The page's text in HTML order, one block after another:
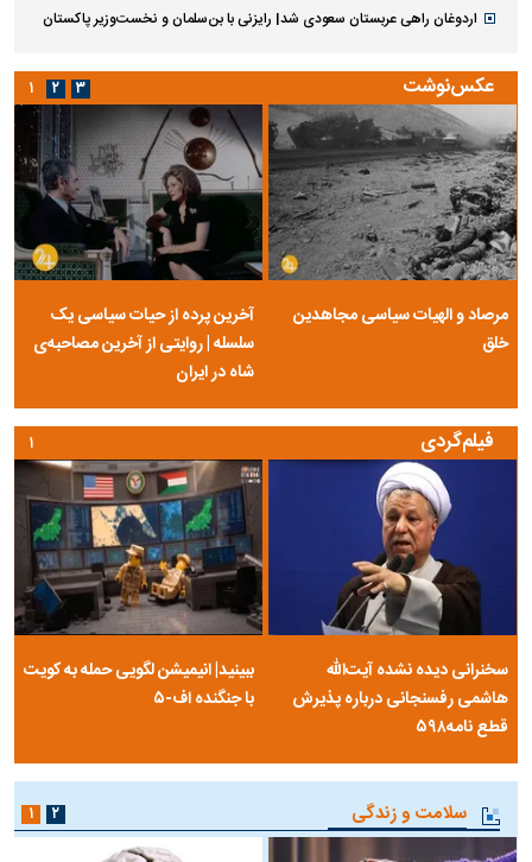
اردوغان راهی عربستان سعودی شد| رایزنی با بن‌سلمان و نخست‌وزیر پاکستان
عکس‌نوشت
مرصاد و الهیات سیاسی مجاهدین
خلق
آخرین پرده از حیات سیاسی یک
سلسله | روایتی از آخرین مصاحبه‌ی
شاه در ایران
۱ ۲ ۳
فیلم‌گردی
سخنرانی دیده نشده آیت‌الله
هاشمی رفسنجانی درباره پذیرش
قطع نامه۵۹۸
ببینید| انیمیشن لگویی حمله به کویت
با جنگنده اف-۵
۱
سلامت و زندگی ۱ ۲